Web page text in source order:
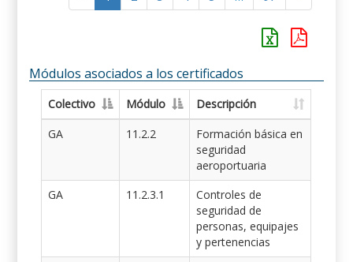
Módulos asociados a los certificados
Colectivo Módulo
Descripción
GA
11.2.2
Formación básica en
seguridad
aeroportuaria
GA
11.2.3.1
Controles de
seguridad de
personas, equipajes
y pertenencias